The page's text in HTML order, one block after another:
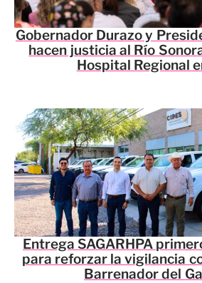
Gobernador Durazo y
hacen justicia al Río
Hospital Regional
Entrega SAGARHPA
para reforzar la vigilancia
Barrenador del